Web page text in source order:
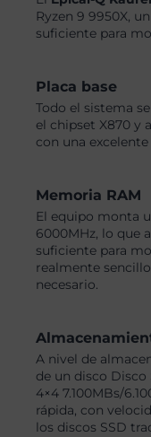
Ryzen 9 9950X,
suficiente para
Placa base
Todo el sistema
el chipset X870 y
con una
Memoria RAM
El equipo monta
6000MHz, lo que
suficiente para
realmente
necesario.
A nivel de
de un disco Disco
4×4 7.100MBs/
rápida, con
los discos SSD